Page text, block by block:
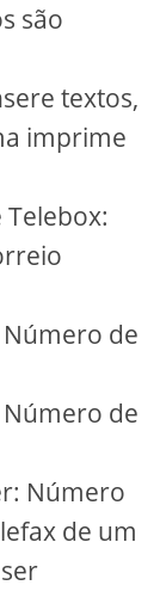
são
textos,
imprime
Telebox:
Número de
Número de
Número
de um